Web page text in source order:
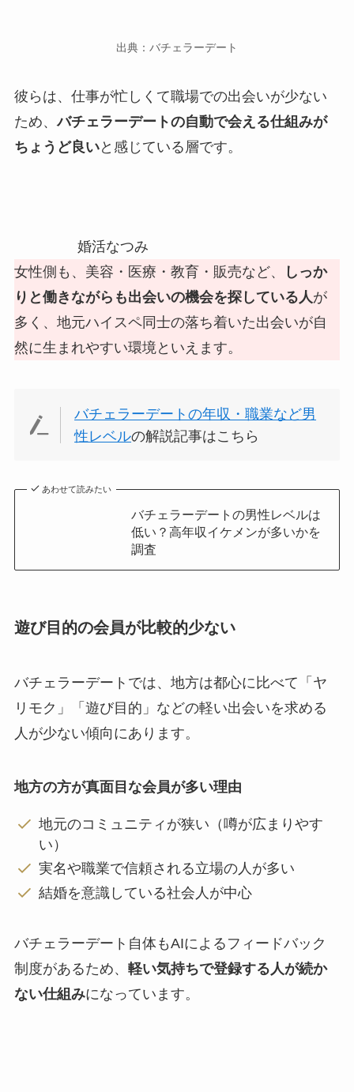
出典：バチェラーデート
彼らは、仕事が忙しくて職場での出会いが少ない
ため、バチェラーデートの自動で会える仕組みが
ちょうど良いと感じている層です。
婚活なつみ
女性側も、美容・医療・教育・販売など、
しっか
りと働きながらも出会いの機会を探している人 が
多く、地元ハイスペ同士の落ち着いた出会いが自
然に生まれやすい環境といえます。
バチェラーデートの年収・職業など男
性レベルの解説記事はこちら
あわせて読みたい
バチェラーデートの男性レベルは
低い？高年収イケメンが多いかを
調査
遊び目的の会員が比較的少ない
バチェラーデートでは、地方は都心に比べて「ヤ
リモク」「遊び目的」などの軽い出会いを求める
人が少ない傾向にあります。
地方の方が真面目な会員が多い理由
地元のコミュニティが狭い（噂が広まりやす
い）
実名や職業で信頼される立場の人が多い
結婚を意識している社会人が中心
バチェラーデート自体もAIによるフィードバック
制度があるため、 軽い気持ちで登録する人が続か
ない仕組みになっています。